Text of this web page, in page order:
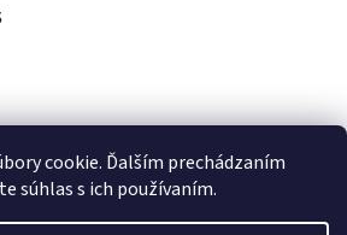
cookie. Ďalším prechádzaním
súhlas s ich používaním.